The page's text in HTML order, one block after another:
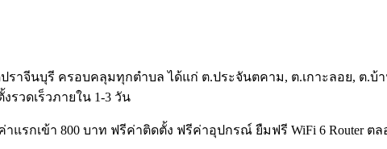
าจีนบุรี ครอบคลุมทุกตำบล ได้แก่ ต.ประจันตคาม, ต.เกาะลอย, ต.บ้
รวดเร็วภายใน 1-3 วัน
าแรกเข้า 800 บาท ฟรีค่าติดตั้ง ฟรีค่าอุปกรณ์ ยืมฟรี WiFi 6 Router